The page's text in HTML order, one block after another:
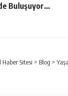
Buluşuyor…
Sitesi > Blog >